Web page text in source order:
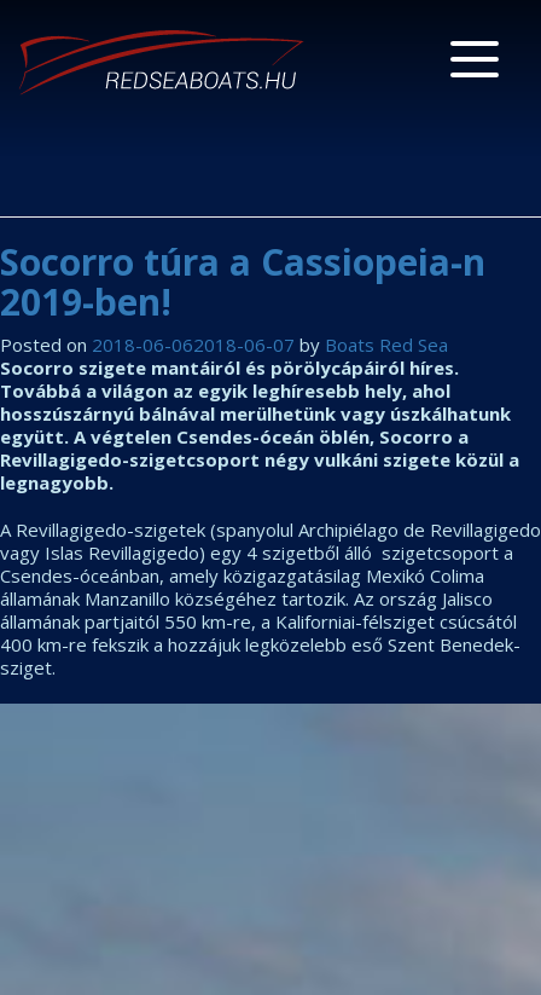
Socorro túra a Cassiopeia-n
2019-ben!
Posted on 2018-06-062018-06-07 by Boats Red Sea
Socorro szigete mantáiról és pörölycápáiról híres.
Továbbá a világon az egyik leghíresebb hely, ahol
hosszúszárnyú bálnával merülhetünk vagy úszkálhatunk
együtt. A végtelen Csendes-óceán öblén, Socorro a
Revillagigedo-szigetcsoport négy vulkáni szigete közül a
legnagyobb.
A Revillagigedo-szigetek (spanyolul Archipiélago de Revillagigedo
vagy Islas Revillagigedo) egy 4 szigetből álló szigetcsoport a
Csendes-óceánban, amely közigazgatásilag Mexikó Colima
államának Manzanillo községéhez tartozik. Az ország Jalisco
államának partjaitól 550 km-re, a Kaliforniai-félsziget csúcsától
400 km-re fekszik a hozzájuk legközelebb eső Szent Benedek-
sziget.